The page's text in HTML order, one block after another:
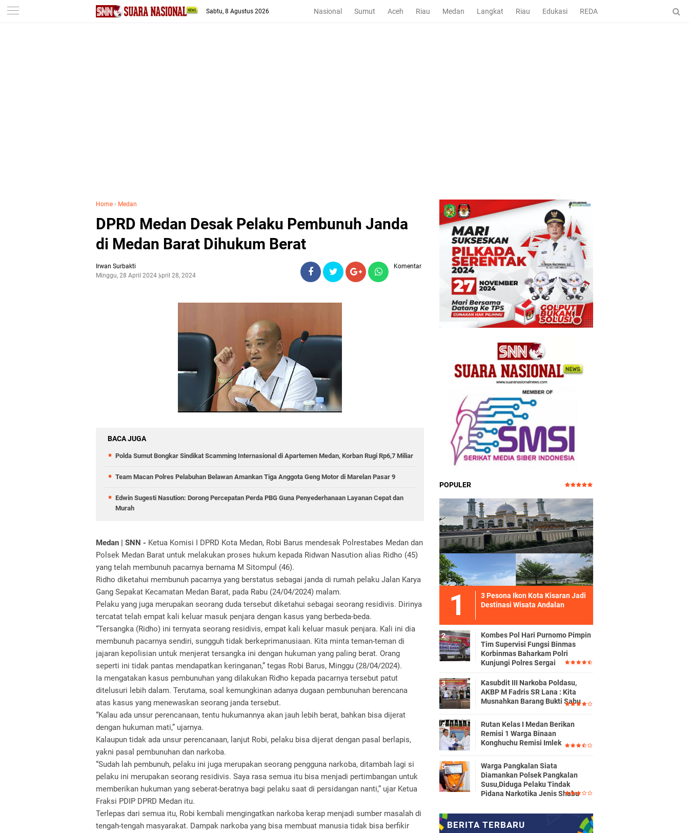
-->
Sabtu, 8 Agustus 2026 Nasional Sumut Aceh Riau Medan Langkat Riau Edukasi REDAKSI
Home › Medan
DPRD Medan Desak Pelaku Pembunuh Janda
di Medan Barat Dihukum Berat
Irwan Surbakti
Minggu, 28 April 2024 April 28, 2024
Komentar
BACA JUGA
Polda Sumut Bongkar Sindikat Scamming Internasional di Apartemen Medan, Korban Rugi Rp6,7 Miliar
Team Macan Polres Pelabuhan Belawan Amankan Tiga Anggota Geng Motor di Marelan Pasar 9
Edwin Sugesti Nasution: Dorong Percepatan Perda PBG Guna Penyederhanaan Layanan Cepat dan
Murah
Medan | SNN - Ketua Komisi I DPRD Kota Medan, Robi Barus mendesak Polrestabes Medan dan
Polsek Medan Barat untuk melakukan proses hukum kepada Ridwan Nasution alias Ridho (45)
yang telah membunuh pacarnya bernama M Sitompul (46).
Ridho diketahui membunuh pacarnya yang berstatus sebagai janda di rumah pelaku Jalan Karya
Gang Sepakat Kecamatan Medan Barat, pada Rabu (24/04/2024) malam.
Pelaku yang juga merupakan seorang duda tersebut diketahui sebagai seorang residivis. Dirinya
tercatat telah empat kali keluar masuk penjara dengan kasus yang berbeda-beda.
“Tersangka (Ridho) ini ternyata seorang residivis, empat kali keluar masuk penjara. Kali ini dia
membunuh pacarnya sendiri, sungguh tidak berkeprimanusiaan. Kita minta teman-teman di
jajaran kepolisian untuk menjerat tersangka ini dengan hukuman yang paling berat. Orang
seperti ini tidak pantas mendapatkan keringanan,” tegas Robi Barus, Minggu (28/04/2024).
Ia mengatakan kasus pembunuhan yang dilakukan Ridho kepada pacarnya tersebut patut
ditelusuri lebih dalam. Terutama, soal kemungkinan adanya dugaan pembunuhan berencana
atas kasus yang menewaskan seorang janda tersebut.
“Kalau ada unsur perencanaan, tentu hukumannya akan jauh lebih berat, bahkan bisa dijerat
dengan hukuman mati,” ujarnya.
Kalaupun tidak ada unsur perencanaan, lanjut Robi, pelaku bisa dijerat dengan pasal berlapis,
yakni pasal pembunuhan dan narkoba.
“Sudah lah pembunuh, pelaku ini juga merupakan seorang pengguna narkoba, ditambah lagi si
pelaku ini merupakan seorang residivis. Saya rasa semua itu bisa menjadi pertimbangan untuk
memberikan hukuman yang seberat-beratnya bagi pelaku saat di persidangan nanti,” ujar Ketua
Fraksi PDIP DPRD Medan itu.
Terlepas dari semua itu, Robi kembali mengingatkan narkoba kerap menjadi sumber masalah di
tengah-tengah masyarakat. Dampak narkoba yang bisa membuat manusia tidak bisa berfikir
POPULER
3 Pesona Ikon Kota Kisaran Jadi
Destinasi Wisata Andalan
Kombes Pol Hari Purnomo Pimpin
Tim Supervisi Fungsi Binmas
Korbinmas Baharkam Polri
Kunjungi Polres Sergai
Kasubdit III Narkoba Poldasu,
AKBP M Fadris SR Lana : Kita
Musnahkan Barang Bukti Sabu
Rutan Kelas I Medan Berikan
Remisi 1 Warga Binaan
Konghuchu Remisi Imlek
Warga Pangkalan Siata
Diamankan Polsek Pangkalan
Susu,Diduga Pelaku Tindak
Pidana Narkotika Jenis Shabu